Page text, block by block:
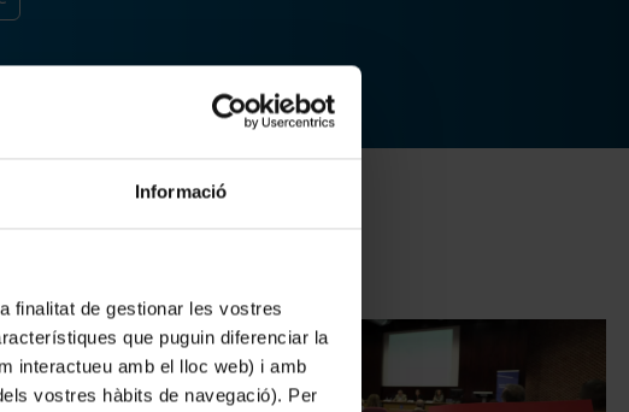
Informació
finalitat de gestionar les vostres
que puguin diferenciar la
interactueu amb el lloc web) i amb
vostres hàbits de navegació). Per